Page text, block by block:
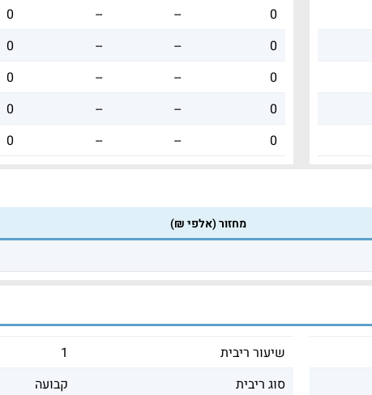
0
--
--
0
0
--
--
0
0
--
--
0
0
--
--
0
0
--
--
0
מחזור (אלפי ₪)
שיעור ריבית
1
סוג ריבית
קבועה